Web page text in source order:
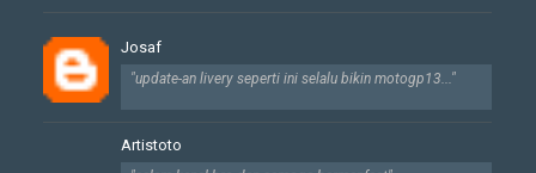
Josaf
"update-an livery seperti ini selalu bikin motogp13..."
Artistoto